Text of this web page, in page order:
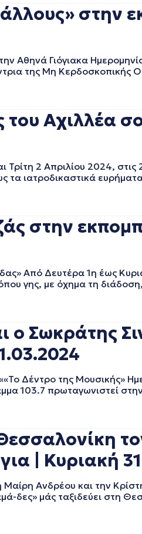
στην
Αθηνά Γιόγιακα
της Μη Κερδοσκοπικής
Αχιλλέα
2 Απριλίου 2024, στις
τα ιατροδικαστικά
στην
Από Δευτέρα 1η έως
γης, με όχημα τη διάδοση,
Σωκράτης
Δέντρο της Μουσικής»
103.7 πρωταγωνιστεί
| Κυριακή
Ανδρέου και την
δες» μάς ταξιδεύει στη